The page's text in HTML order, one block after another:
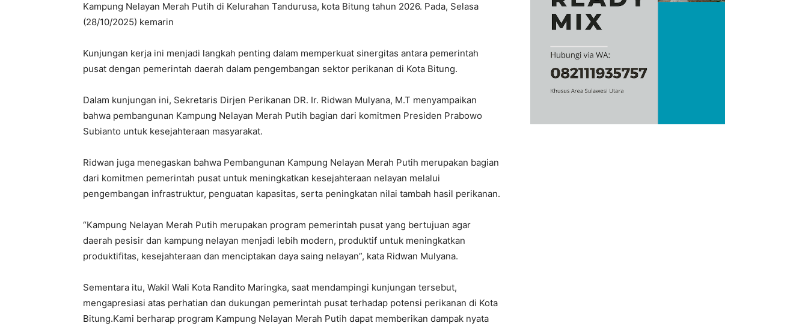
Kampung Nelayan Merah Putih di Kelurahan Tandurusa, kota Bitung tahun 2026. Pada, Selasa
(28/10/2025) kemarin
Kunjungan kerja ini menjadi langkah penting dalam memperkuat sinergitas antara pemerintah
pusat dengan pemerintah daerah dalam pengembangan sektor perikanan di Kota Bitung.
Dalam kunjungan ini, Sekretaris Dirjen Perikanan DR. Ir. Ridwan Mulyana, M.T menyampaikan
bahwa pembangunan Kampung Nelayan Merah Putih bagian dari komitmen Presiden Prabowo
Subianto untuk kesejahteraan masyarakat.
Ridwan juga menegaskan bahwa Pembangunan Kampung Nelayan Merah Putih merupakan bagian
dari komitmen pemerintah pusat untuk meningkatkan kesejahteraan nelayan melalui
pengembangan infrastruktur, penguatan kapasitas, serta peningkatan nilai tambah hasil perikanan.
“Kampung Nelayan Merah Putih merupakan program pemerintah pusat yang bertujuan agar
daerah pesisir dan kampung nelayan menjadi lebih modern, produktif untuk meningkatkan
produktifitas, kesejahteraan dan menciptakan daya saing nelayan”, kata Ridwan Mulyana.
Sementara itu, Wakil Wali Kota Randito Maringka, saat mendampingi kunjungan tersebut,
mengapresiasi atas perhatian dan dukungan pemerintah pusat terhadap potensi perikanan di Kota
Bitung.Kami berharap program Kampung Nelayan Merah Putih dapat memberikan dampak nyata